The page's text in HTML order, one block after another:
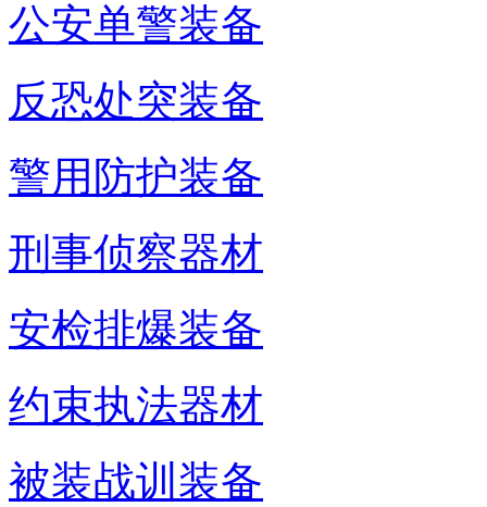
公安单警装备
反恐处突装备
警用防护装备
刑事侦察器材
安检排爆装备
约束执法器材
被装战训装备